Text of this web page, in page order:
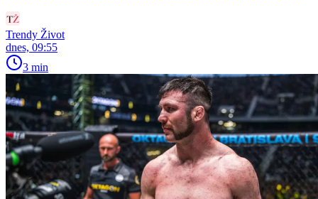
Trendy Život
dnes, 09:55
3 min